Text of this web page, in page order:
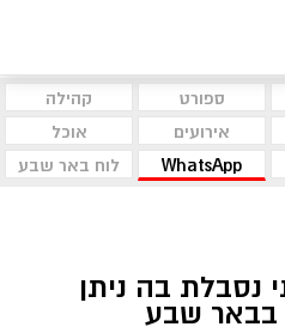
ספורט
קהילה
אירועים
אוכל
WhatsApp לוח באר שבע
נסבלת בה ניתן
בבאר שבע